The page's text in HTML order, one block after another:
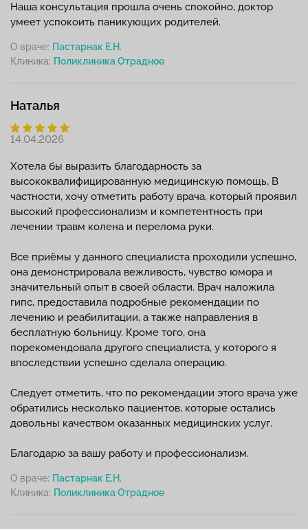
Наша консультация прошла очень спокойно, доктор
умеет успокоить паникующих родителей.
О враче: Пастарнак Е.Н.
Клиника:
Наталья
14.04.2026
Хотела бы выразить благодарность за
высококвалифицированную медицинскую помощь, В
частности, хочу отметить работу врача, который проявил
высокий профессионализм и компетентность при
лечении травм колена и перелома руки.
Все приёмы у данного специалиста проходили успешно,
она демонстрировала вежливость, чувство юмора и
значительный опыт в своей области. Врач наложила
гипс, предоставила подробные рекомендации по
лечению и реабилитации, а также направления в
бесплатную больницу. Кроме того, она
порекомендовала другого специалиста, у которого я
впоследствии успешно сделала операцию.
Следует отметить, что по рекомендации этого врача уже
обратились несколько пациентов, которые остались
довольны качеством оказанных медицинских услуг.
Благодарю за вашу работу и профессионализм.
О враче: Пастарнак Е.Н.
Клиника: